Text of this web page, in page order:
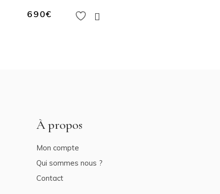
690€
À propos
Mon compte
Qui sommes nous ?
Contact